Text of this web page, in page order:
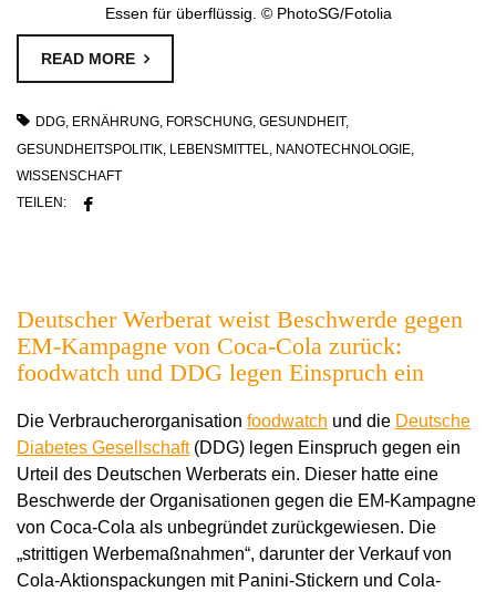
Essen für überflüssig. © PhotoSG/Fotolia
READ MORE
DDG, ERNÄHRUNG, FORSCHUNG, GESUNDHEIT,
GESUNDHEITSPOLITIK, LEBENSMITTEL, NANOTECHNOLOGIE,
WISSENSCHAFT
TEILEN:
Deutscher Werberat weist Beschwerde gegen
EM-Kampagne von Coca-Cola zurück:
foodwatch und DDG legen Einspruch ein
Die Verbraucherorganisation foodwatch und die Deutsche
Diabetes Gesellschaft(DDG) legen Einspruch gegen ein
Urteil des Deutschen Werberats ein. Dieser hatte eine
Beschwerde der Organisationen gegen die EM-Kampagne
von Coca-Cola als unbegründet zurückgewiesen. Die
„strittigen Werbemaßnahmen“, darunter der Verkauf von
Cola-Aktionspackungen mit Panini-Stickern und Cola-